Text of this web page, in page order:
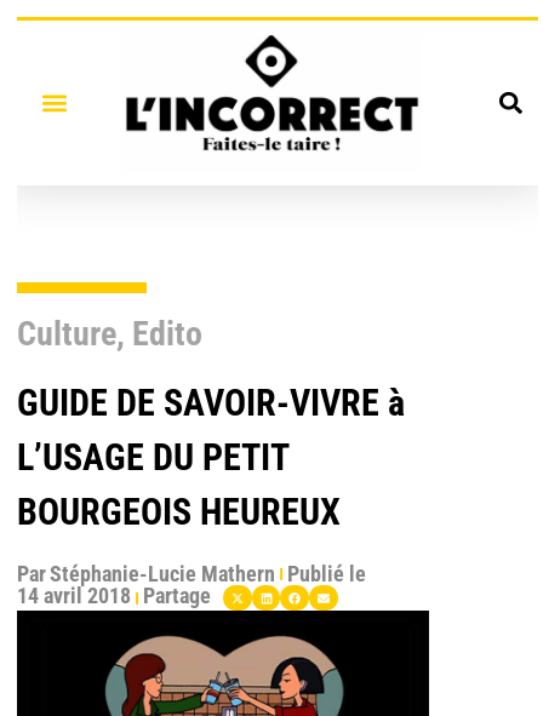
Culture, Edito
GUIDE DE SAVOIR-VIVRE à
L’USAGE DU PETIT
BOURGEOIS HEUREUX
ParStéphanie-Lucie Mathern Publié le
14 avril 2018 Partage